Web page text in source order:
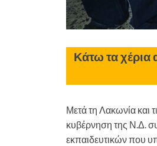
Κάτω τα
Μετά τη Λακωνία και
κυβέρνηση της Ν.Δ.
εκπαιδευτικών που